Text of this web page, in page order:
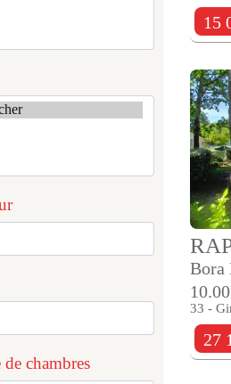
chambres
15
Bora
33 -
27